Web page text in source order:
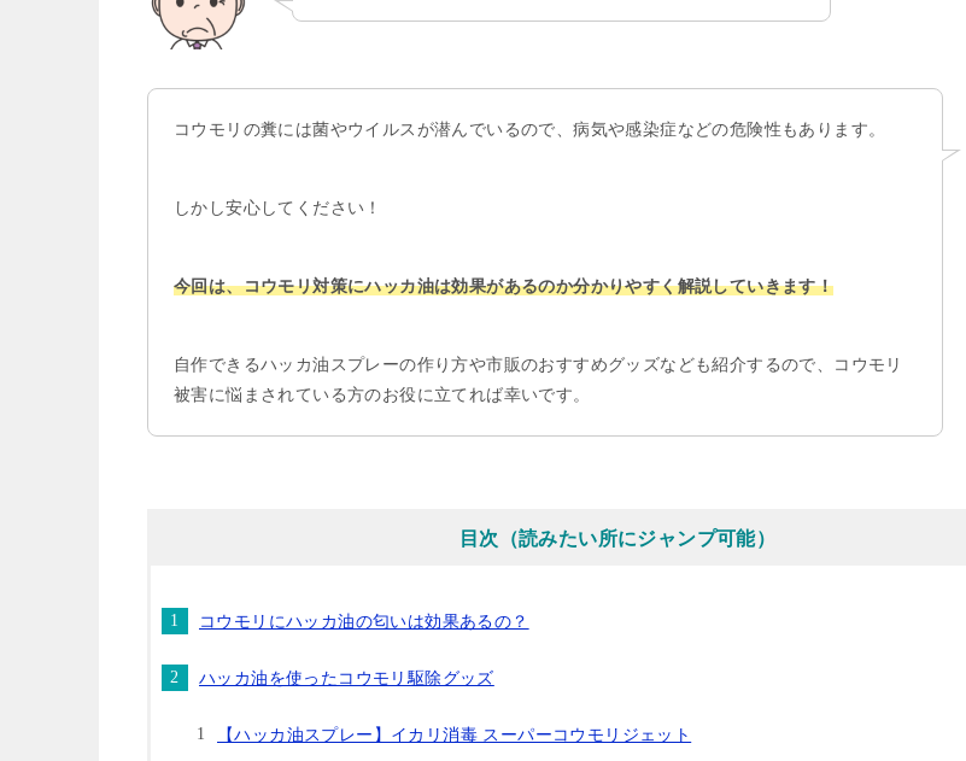
コウモリの糞には菌やウイルスが潜んでいるので、病気や感染症などの危険性もあります。
しかし安心してください！
今回は、コウモリ対策にハッカ油は効果があるのか分かりやすく解説していきます！
自作できるハッカ油スプレーの作り方や市販のおすすめグッズなども紹介するので、コウモリ
被害に悩まされている方のお役に立てれば幸いです。
目次（読みたい所にジャンプ可能）
コウモリにハッカ油の匂いは効果あるの？
ハッカ油を使ったコウモリ駆除グッズ
【ハッカ油スプレー】イカリ消毒 スーパーコウモリジェット